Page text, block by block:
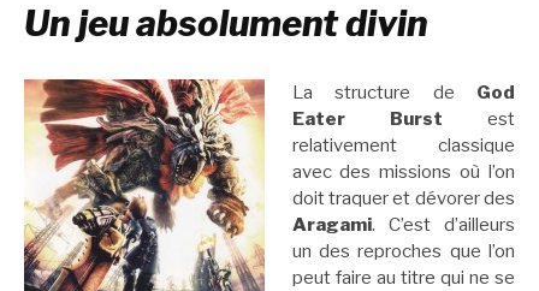
Un jeu absolument divin
La structure de God
Eater Burst est
relativement classique
avec des missions où l’on
doit traquer et dévorer des
Aragami. C’est d’ailleurs
un des reproches que l’on
peut faire au titre qui ne se